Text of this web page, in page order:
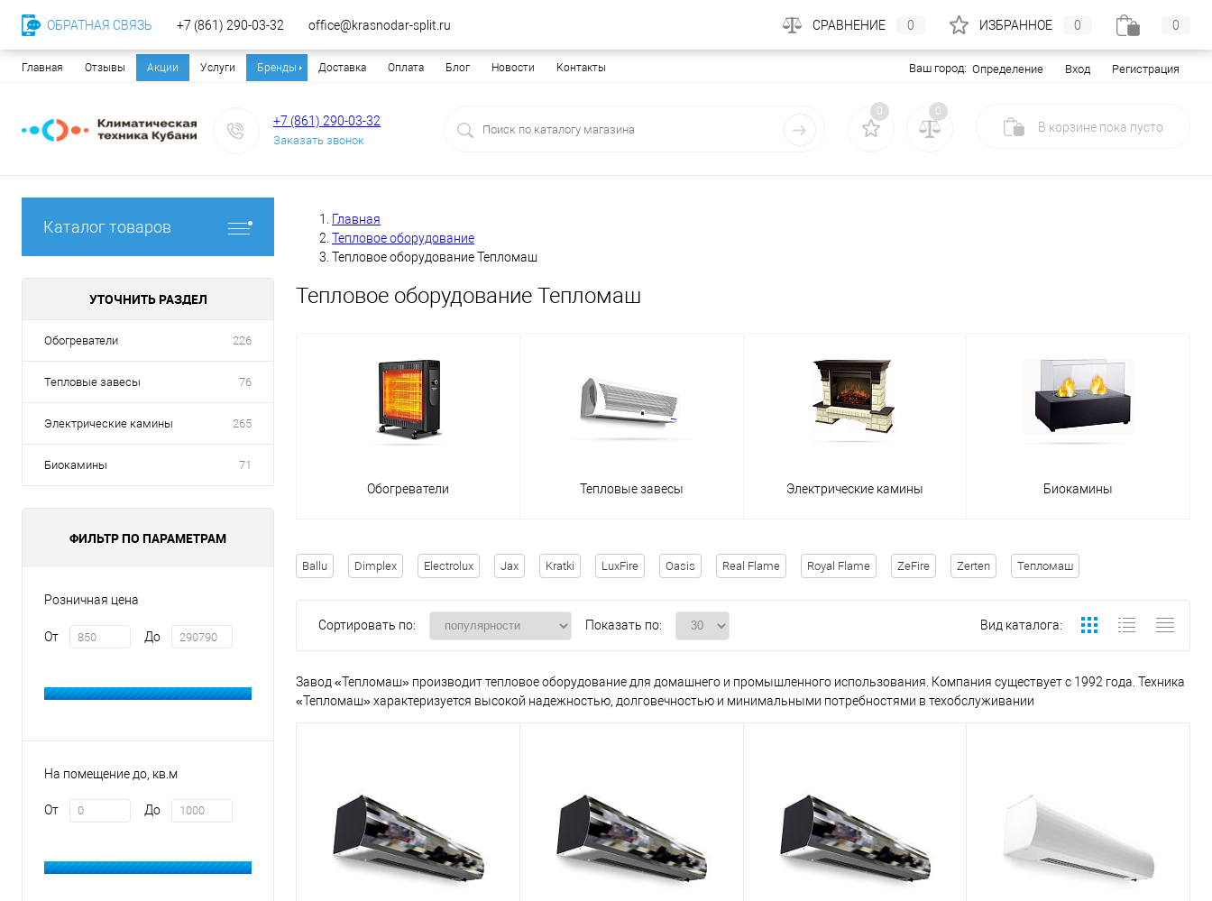
Главная Отзывы Акции Услуги Бренды Доставка Оплата Блог Новости Контакты Ваш город: Определение Вход Регистрация
+7 (861) 290-03-32
Заказать звонок
0 0
В корзине пока пусто
Каталог товаров
УТОЧНИТЬ РАЗДЕЛ
Обогреватели 226
Тепловые завесы 76
Электрические камины 265
Биокамины 71
ФИЛЬТР ПО ПАРАМЕТРАМ
Розничная цена
От До
На помещение до, кв.м
От До
Главная
Тепловое оборудование
Тепловое оборудование Тепломаш
Тепловое оборудование Тепломаш
Обогреватели Тепловые завесы Электрические камины Биокамины
Ballu Dimplex Electrolux Jax Kratki LuxFire Oasis Real Flame Royal Flame ZeFire Zerten Тепломаш
Сортировать по: Показать по: Вид каталога:
Завод «Тепломаш» производит тепловое оборудование для домашнего и промышленного использования. Компания существует с 1992 года. Техника
«Тепломаш» характеризуется высокой надежностью, долговечностью и минимальными потребностями в техобслуживании
ОБРАТНАЯ СВЯЗЬ +7 (861) 290-03-32 office@krasnodar-split.ru СРАВНЕНИЕ 0 ИЗБРАННОЕ 0 0